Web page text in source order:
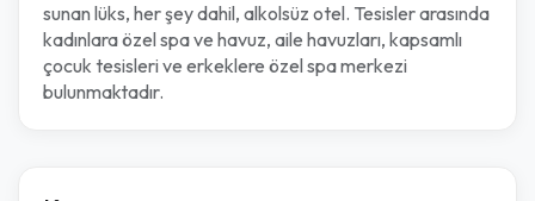
sunan lüks, her şey dahil, alkolsüz otel. Tesisler arasında
kadınlara özel spa ve havuz, aile havuzları, kapsamlı
çocuk tesisleri ve erkeklere özel spa merkezi
bulunmaktadır.